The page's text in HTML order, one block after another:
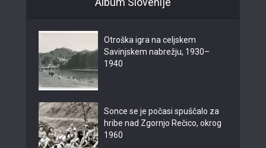
Otroška igra na celjskem
Savinjskem nabrežju, 1930–
1940
Sonce se je počasi spuščalo za
hribe nad Zgornjo Rečico, okrog
1960